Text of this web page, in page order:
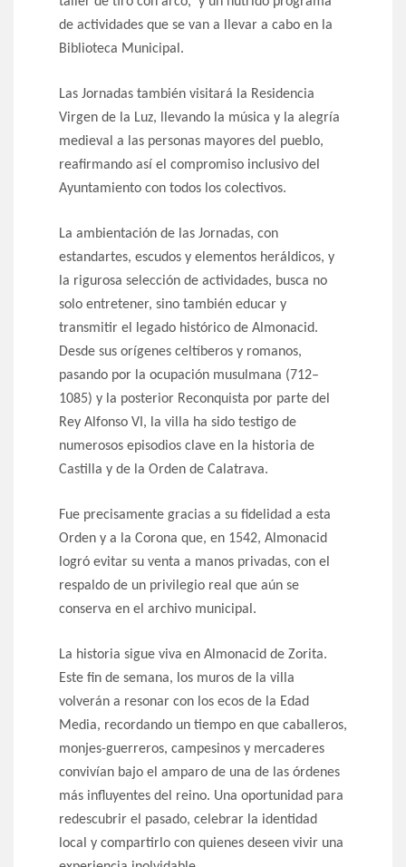
de actividades que se van a llevar a cabo en la
Biblioteca Municipal.
Las Jornadas también visitará la Residencia
Virgen de la Luz, llevando la música y la alegría
medieval a las personas mayores del pueblo,
reafirmando así el compromiso inclusivo del
Ayuntamiento con todos los colectivos.
La ambientación de las Jornadas, con
estandartes, escudos y elementos heráldicos, y
la rigurosa selección de actividades, busca no
solo entretener, sino también educar y
transmitir el legado histórico de Almonacid.
Desde sus orígenes celtíberos y romanos,
pasando por la ocupación musulmana (712–
1085) y la posterior Reconquista por parte del
Rey Alfonso VI, la villa ha sido testigo de
numerosos episodios clave en la historia de
Castilla y de la Orden de Calatrava.
Fue precisamente gracias a su fidelidad a esta
Orden y a la Corona que, en 1542, Almonacid
logró evitar su venta a manos privadas, con el
respaldo de un privilegio real que aún se
conserva en el archivo municipal.
La historia sigue viva en Almonacid de Zorita.
Este fin de semana, los muros de la villa
volverán a resonar con los ecos de la Edad
Media, recordando un tiempo en que caballeros,
monjes-guerreros, campesinos y mercaderes
convivían bajo el amparo de una de las órdenes
más influyentes del reino. Una oportunidad para
redescubrir el pasado, celebrar la identidad
local y compartirlo con quienes deseen vivir una